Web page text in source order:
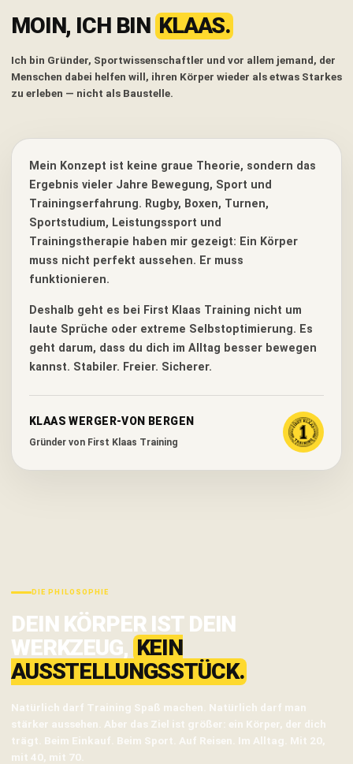
MOIN, ICH BINKLAAS.
Ich bin Gründer, Sportwissenschaftler und vor allem jemand, der
Menschen dabei helfen will, ihren Körper wieder als etwas Starkes
zu erleben — nicht als Baustelle.
Mein Konzept ist keine graue Theorie, sondern das
Ergebnis vieler Jahre Bewegung, Sport und
Trainingserfahrung. Rugby, Boxen, Turnen,
Sportstudium, Leistungssport und
Trainingstherapie haben mir gezeigt: Ein Körper
muss nicht perfekt aussehen. Er muss
funktionieren.
Deshalb geht es bei First Klaas Training nicht um
laute Sprüche oder extreme Selbstoptimierung. Es
geht darum, dass du dich im Alltag besser bewegen
kannst. Stabiler. Freier. Sicherer.
KLAAS WERGER-VON BERGEN
Gründer von First Klaas Training
DIE PHILOSOPHIE
DEIN KÖRPER IST DEIN
WERKZEUG, KEIN
AUSSTELLUNGSSTÜCK.
Natürlich darf Training Spaß machen. Natürlich darf man
stärker aussehen. Aber das Ziel ist größer: ein Körper, der dich
trägt. Beim Einkauf. Beim Sport. Auf Reisen. Im Alltag. Mit 20,
mit 40, mit 70.